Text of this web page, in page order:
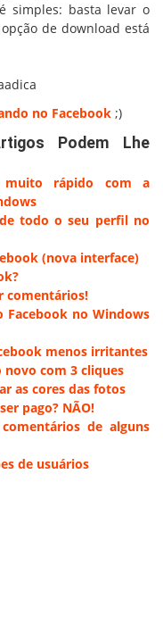
simples: basta levar o
de download está
no Facebook ;)
Podem Lhe
muito rápido com a
todo o seu perfil no
(nova interface)
comentários!
Facebook no Windows
menos irritantes
com 3 cliques
as cores das fotos
pago? NÃO!
de alguns
de usuários